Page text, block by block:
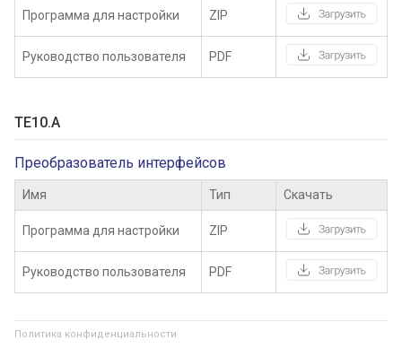
Программа для настройки ZIP
Руководство пользователя PDF
TE10.A
Преобразователь интерфейсов
Имя Тип Скачать
Программа для настройки ZIP
Руководство пользователя PDF
Политика конфиденциальности